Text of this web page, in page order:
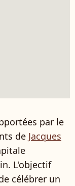
par le
de Jacques
L'objectif
célébrer un